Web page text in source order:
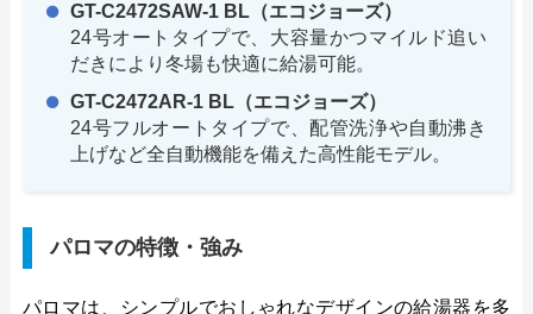
GT-C2472SAW-1 BL（エコジョーズ）
24号オートタイプで、大容量かつマイルド追い
だきにより冬場も快適に給湯可能。
GT-C2472AR-1 BL（エコジョーズ）
24号フルオートタイプで、配管洗浄や自動沸き
上げなど全自動機能を備えた高性能モデル。
パロマの特徴・強み
パロマは、シンプルでおしゃれなデザインの給湯器を多